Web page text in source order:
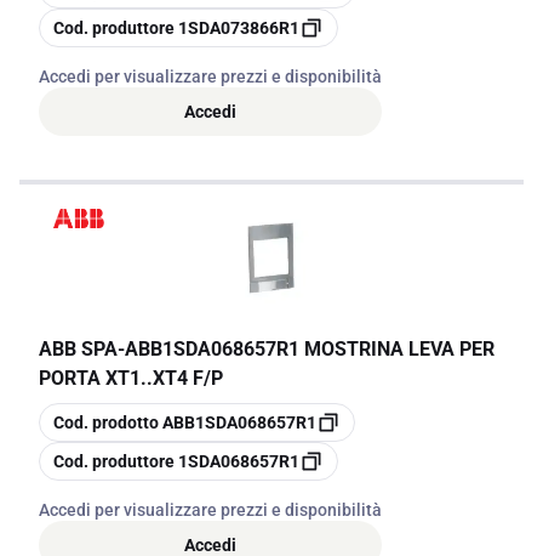
copia
Cod. produttore 1SDA073866R1
Accedi per visualizzare prezzi e disponibilità
Accedi
ABB SPA-ABB1SDA068657R1 MOSTRINA LEVA PER
PORTA XT1..XT4 F/P
copia
Cod. prodottoABB1SDA068657R1
copia
Cod. produttore 1SDA068657R1
Accedi per visualizzare prezzi e disponibilità
Accedi